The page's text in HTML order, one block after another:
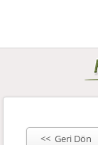
<< Geri Dön